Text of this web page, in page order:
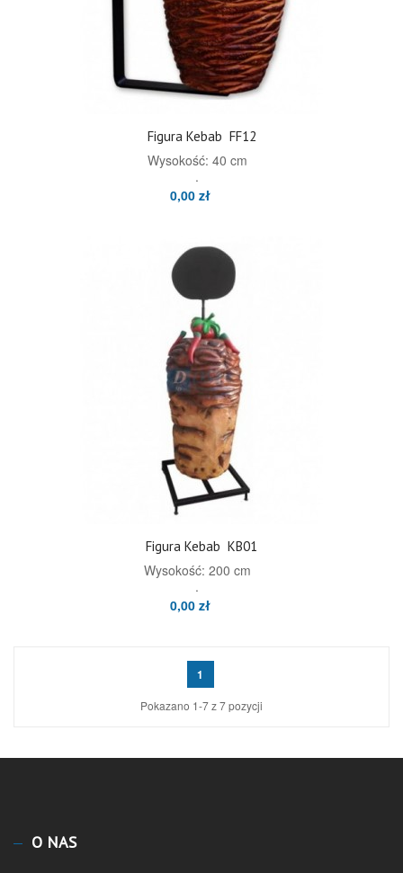
Figura Kebab FF12
Wysokość: 40 cm
.
0,00 zł
Figura Kebab KB01
Wysokość: 200 cm
.
0,00 zł
1
Pokazano 1-7 z 7 pozycji
O NAS